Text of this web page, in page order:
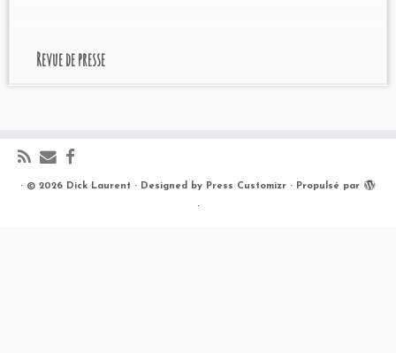
Revue de presse
· © 2026 Dick Laurent · Designed by Press Customizr · Propulsé par
·